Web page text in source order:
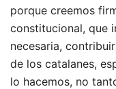
porque creemos
constitucional, que
necesaria,
de los catalanes,
lo hacemos, no